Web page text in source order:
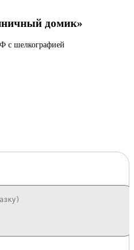
домик»
с шелкографией